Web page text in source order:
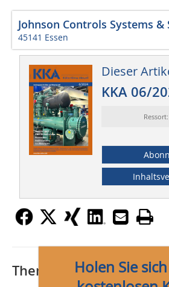
Johnson Controls Systems &
45141 Essen
Dieser
KKA 06/
Holen Sie
Thematisch passende